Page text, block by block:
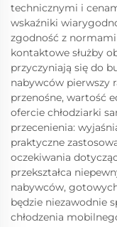
technicznymi i
wskaźniki
zgodność z
kontaktowe służby
przyczyniają się do
nabywców pierwszy
przenośne, wartość
ofercie chłodziarki
przecenienia:
praktyczne
oczekiwania
przekształca
nabywców,
będzie niezawodnie
chłodzenia